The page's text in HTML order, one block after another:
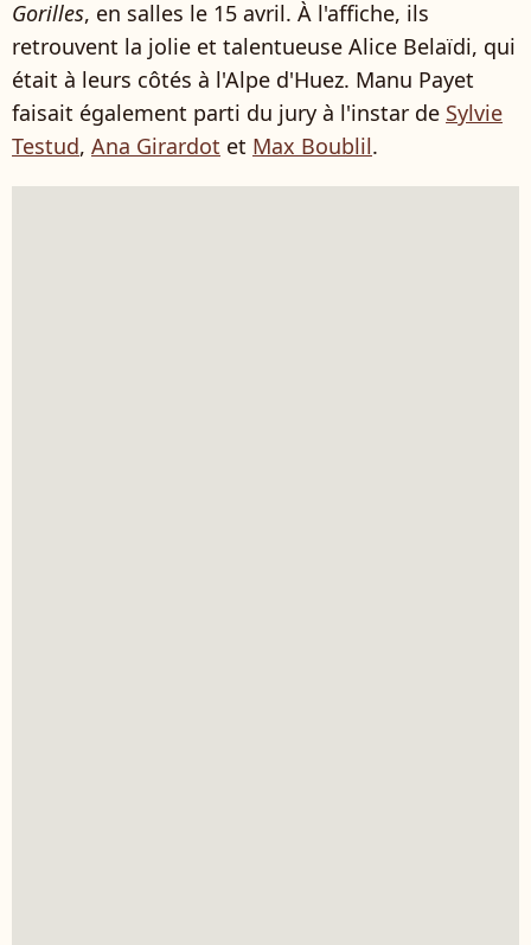
Gorilles, en salles le 15 avril. À l'affiche, ils
retrouvent la jolie et talentueuse Alice Belaïdi, qui
était à leurs côtés à l'Alpe d'Huez. Manu Payet
faisait également parti du jury à l'instar de Sylvie
Testud, Ana Girardot et Max Boublil.